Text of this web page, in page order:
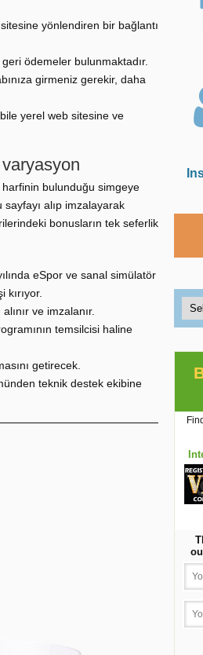
yönlendiren bir bağlantı
ödemeler bulunmaktadır.
girmeniz gerekir, daha
yerel web sitesine ve
bulunduğu simgeye
alıp imzalayarak
bonusların tek seferlik
eSpor ve sanal simülatör
ve imzalanır.
temsilcisi haline
getirecek.
teknik destek ekibine